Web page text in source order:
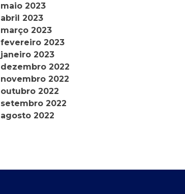
maio 2023
abril 2023
março 2023
fevereiro 2023
janeiro 2023
dezembro 2022
novembro 2022
outubro 2022
setembro 2022
agosto 2022